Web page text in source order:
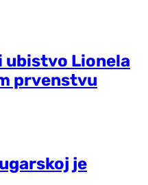
ubistvo Lionela
prvenstvu
je